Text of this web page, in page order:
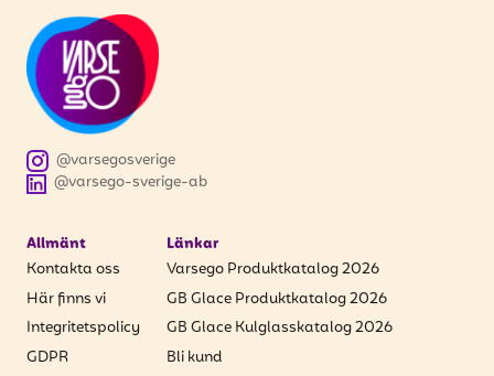
PRENUMERERA
@varsego-sverige-ab
@varsegosverige
Allmänt
Kontakta oss
Här finns vi
Integritetspolicy
GDPR
Länkar
Varsego Produktkatalog 2026
GB Glace Produktkatalog 2026
GB Glace Kulglasskatalog 2026
Bli kund